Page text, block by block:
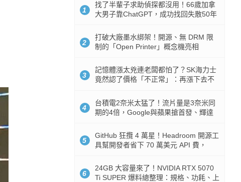
1
找了半輩子求助偵探都沒用！66歲加拿
大男子靠ChatGPT，成功找回失散50年
2
打破大廠墨水綁架！開源、無 DRM 限
制的「Open Printer」概念機亮相
3
記憶體漲太兇連老闆都怕了？SK海力士
竟然認了價格「不正常」：再漲下去不
4
台積電2奈米太猛了！流片量是3奈米同
期的4倍，Google與蘋果搶首發、輝達
5
GitHub 狂攬 4 萬星！Headroom 開源工
具幫開發者省下 70 萬美元 API 費，
6
24GB 大容量來了！NVIDIA RTX 5070
Ti SUPER 爆料總整理：規格、功耗、上